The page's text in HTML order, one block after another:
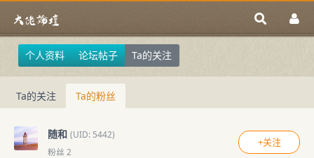
个人资料 论坛帖子 Ta的关注
Ta的关注 Ta的粉丝
随和 (UID: 5442)
粉丝 2
+关注